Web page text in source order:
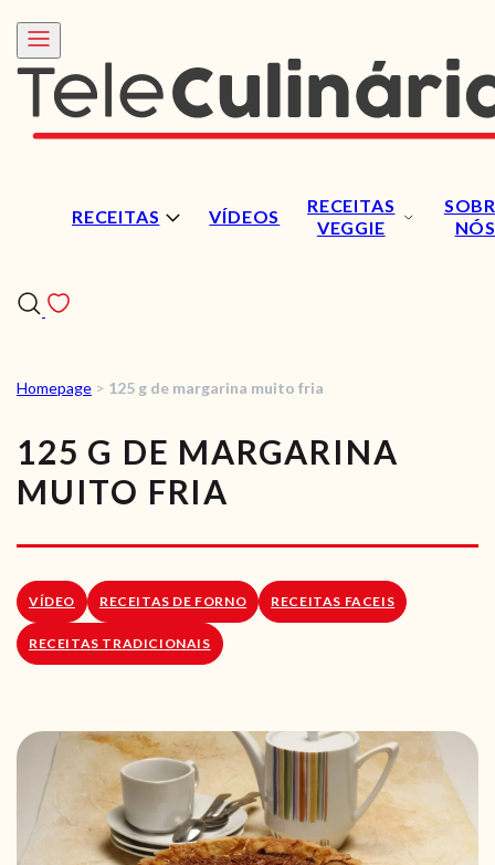
RECEITAS VÍDEOS
RECEITAS
VEGGIE
NÓS
RECEITAS
VÍDEOS
RECEITAS VEGGIE
LOJA ONLINE
Homepage > 125 g de margarina muito fria
125 G DE MARGARINA
MUITO FRIA
VÍDEO RECEITAS DE FORNO RECEITAS FACEIS
RECEITAS TRADICIONAIS